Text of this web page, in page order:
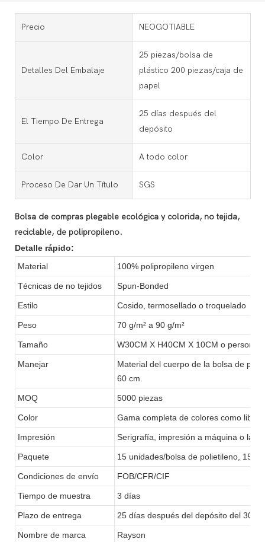
Precio NEOGOTIABLE
Detalles Del Embalaje
25 piezas/bolsa de
plástico 200 piezas/caja de
papel
El Tiempo De Entrega
25 días después del
depósito
Color A todo color
Proceso De Dar Un Título SGS
Bolsa de compras plegable ecológica y colorida, no tejida,
reciclable, de polipropileno.
Detalle rápido:
Material
100% polipropileno virgen
Técnicas de no tejidos Spun-Bonded
Estilo Cosido, termosellado o troquelado
Peso 70 g/m² a 90 g/m²
Tamaño W30CM X H40CM X 10CM o
Manejar
Material del cuerpo de la bolsa de
60 cm.
MOQ 5000 piezas
Color Gama completa de colores como libro
Impresión Serigrafía, impresión a máquina o
Paquete 15 unidades/bolsa de polietileno, 150
Condiciones de envío FOB/CFR/CIF
Tiempo de muestra 3 días
Plazo de entrega 25 días después del depósito del 30%
Nombre de marca Rayson